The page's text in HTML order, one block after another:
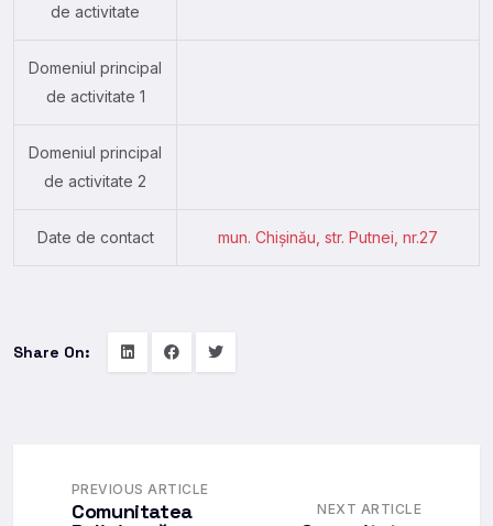
de activitate
Domeniul principal
de activitate 1
Domeniul principal
de activitate 2
Date de contact mun. Chișinău, str. Putnei, nr.27
Share On:
PREVIOUS ARTICLE
Comunitatea NEXT ARTICLE